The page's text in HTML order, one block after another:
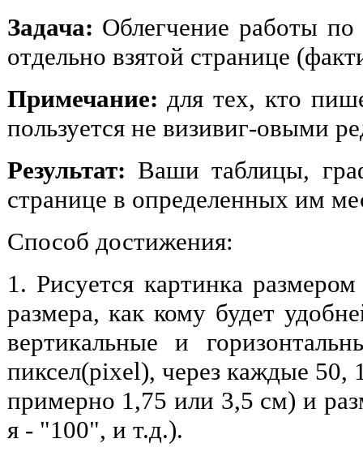
Задача: Облегчение работы
отдельно взятой странице
Примечание: для тех, кто
пользуется не визивиг-овыми
Результат: Ваши таблицы,
странице в определенных им
Способ достижения:
1. Рисуется картинка
размера, как кому будет
вертикальные и
пиксел(pixel), через каждые 50,
примерно 1,75 или 3,5 см) и
я - "100", и т.д.).